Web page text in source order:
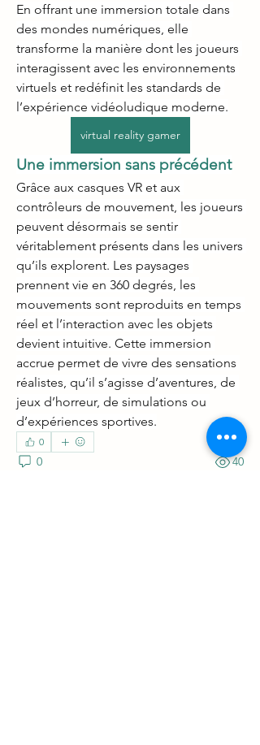
En offrant une immersion totale dans
des mondes numériques, elle
transforme la manière dont les joueurs
interagissent avec les environnements
virtuels et redéfinit les standards de
l’expérience vidéoludique moderne.
virtual reality gamer
Une immersion sans précédent
Grâce aux casques VR et aux
contrôleurs de mouvement, les joueurs
peuvent désormais se sentir
véritablement présents dans les univers
qu’ils explorent. Les paysages
prennent vie en 360 degrés, les
mouvements sont reproduits en temps
réel et l’interaction avec les objets
devient intuitive. Cette immersion
accrue permet de vivre des sensations
réalistes, qu’il s’agisse d’aventures, de
jeux d’horreur, de simulations ou
d’expériences sportives.
0
0 40